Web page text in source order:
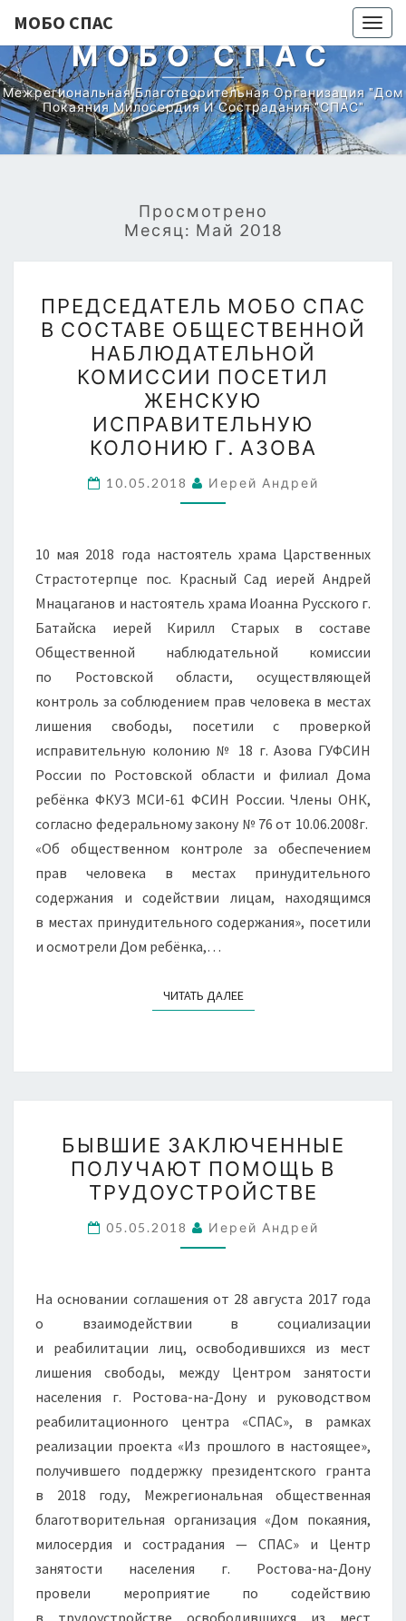
МОБО СПАС
МОБО СПАС
Межрегиональная Благотворительная Организация "Дом
Покаяния Милосердия И Сострадания "СПАС"
Просмотрено
Месяц: Май 2018
МОБО
СПАС
В
СОСТАВЕ
ОБЩЕСТВЕННОЙ
НАБЛЮДАТЕЛЬНОЙ
КОМИССИИ
ПОСЕТИЛ
ЖЕНСКУЮ
КОЛОНИЮ
Г.
АЗОВА
ПРЕДСЕДАТЕЛЬ МОБО СПАС
В СОСТАВЕ ОБЩЕСТВЕННОЙ
НАБЛЮДАТЕЛЬНОЙ
КОМИССИИ ПОСЕТИЛ
ЖЕНСКУЮ
ИСПРАВИТЕЛЬНУЮ
КОЛОНИЮ Г. АЗОВА
10.05.2018 Иерей Андрей
10 мая 2018 года настоятель храма Царственных
Страстотерпце пос. Красный Сад иерей Андрей
Мнацаганов и настоятель храма Иоанна Русского г.
Батайска иерей Кирилл Старых в составе
Общественной наблюдательной комиссии
по Ростовской области, осуществляющей
контроль за соблюдением прав человека в местах
лишения свободы, посетили с проверкой
исправительную колонию № 18 г. Азова ГУФСИН
России по Ростовской области и филиал Дома
ребёнка ФКУЗ МСИ-61 ФСИН России. Члены ОНК,
согласно федеральному закону № 76 от 10.06.2008г.
«Об общественном контроле за обеспечением
прав человека в местах принудительного
содержания и содействии лицам, находящимся
в местах принудительного содержания», посетили
и осмотрели Дом ребёнка,…
ЧИТАТЬ ДАЛЕЕЧИТАТЬ ДАЛЕЕ
ЗАКЛЮЧЕННЫЕ
ПОЛУЧАЮТ
ПОМОЩЬ
В
ТРУДОУСТРОЙСТВЕ
БЫВШИЕ ЗАКЛЮЧЕННЫЕ
ПОЛУЧАЮТ ПОМОЩЬ В
ТРУДОУСТРОЙСТВЕ
05.05.2018 Иерей Андрей
На основании соглашения от 28 августа 2017 года
о взаимодействии в социализации
и реабилитации лиц, освободившихся из мест
лишения свободы, между Центром занятости
населения г. Ростова-на-Дону и руководством
реабилитационного центра «СПАС», в рамках
реализации проекта «Из прошлого в настоящее»,
получившего поддержку президентского гранта
в 2018 году, Межрегиональная общественная
благотворительная организация «Дом покаяния,
милосердия и сострадания — СПАС» и Центр
занятости населения г. Ростова-на-Дону
провели мероприятие по содействию